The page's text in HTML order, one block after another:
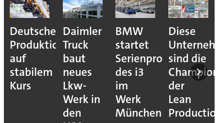
Deutsche
Produktion
auf
stabilem
Kurs
Daimler
Truck
baut
neues
Lkw-
Werk in
den
BMW
startet
Serienproduktion
des i3
im
Werk
München
Diese
sind die
der
Lean